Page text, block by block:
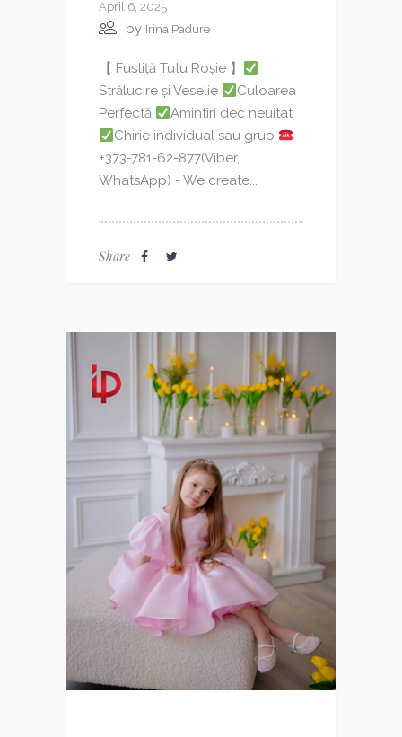
April 6, 2025
by Irina Padure
【 Fustiță Tutu Roșie 】
Strălucire și Veselie
Culoarea
Perfectă
Amintiri dec neuitat
Chirie individual sau grup
+373-781-62-877(Viber,
WhatsApp) - We create...
Share